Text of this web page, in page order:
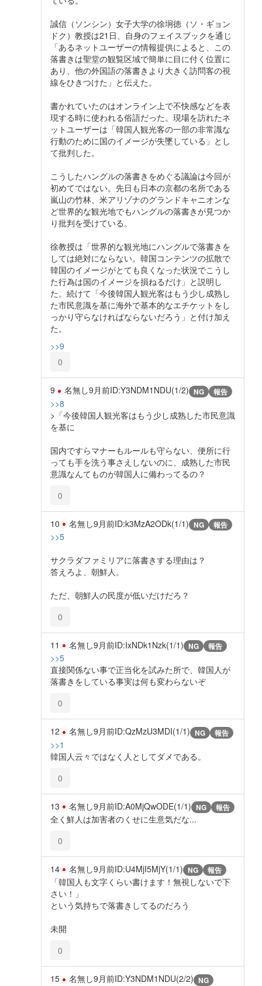
誠信（ソンシン）女子大学の徐坰徳（ソ・ギョン
ドク）教授は21日、自身のフェイスブックを通じ
「あるネットユーザーの情報提供によると、この
落書きは聖堂の観覧区域で簡単に目に付く位置に
あり、他の外国語の落書きより大きく訪問客の視
線をひきつけた」と伝えた。
書かれていたのはオンライン上で不快感などを表
現する時に使われる俗語だった。現場を訪れたネ
ットユーザーは「韓国人観光客の一部の非常識な
行動のために国のイメージが失墜している」とし
て批判した。
こうしたハングルの落書きをめぐる議論は今回が
初めてではない。先日も日本の京都の名所である
嵐山の竹林、米アリゾナのグランドキャニオンな
ど世界的な観光地でもハングルの落書きが見つか
り批判を受けている。
徐教授は「世界的な観光地にハングルで落書きを
しては絶対にならない。韓国コンテンツの拡散で
韓国のイメージがとても良くなった状況でこうし
た行為は国のイメージを損ねるだけ」と説明し
た。続けて「今後韓国人観光客はもう少し成熟し
た市民意識を基に海外で基本的なエチケットをし
っかり守らなければならないだろう」と付け加え
た。
>>9
0
9 名無し9月前ID:Y3NDM1NDU(1/2) NG 報告
>>8
>「今後韓国人観光客はもう少し成熟した市民意識
を基に
国内ですらマナーもルールも守らない、便所に行
っても手を洗う事さえしないのに、成熟した市民
意識なんてものが韓国人に備わってるの？
0
10 名無し9月前ID:k3MzA2ODk(1/1) NG 報告
>>5
サクラダファミリアに落書きする理由は？
答えろよ、朝鮮人。
ただ、朝鮮人の民度が低いだけだろ？
0
11 名無し9月前ID:IxNDk1Nzk(1/1) NG 報告
>>5
直接関係ない事で正当化を試みた所で、韓国人が
落書きをしている事実は何も変わらないぞ
0
12 名無し9月前ID:QzMzU3MDI(1/1) NG 報告
>>1
韓国人云々ではなく人としてダメである。
0
13 名無し9月前ID:A0MjQwODE(1/1) NG 報告
全く鮮人は加害者のくせに生意気だな...
0
14 名無し9月前ID:U4MjI5MjY(1/1) NG 報告
「韓国人も文字くらい書けます！無視しないで下
さい！」
という気持ちで落書きしてるのだろう
未開
0
15 名無し9月前ID:Y3NDM1NDU(2/2) NG